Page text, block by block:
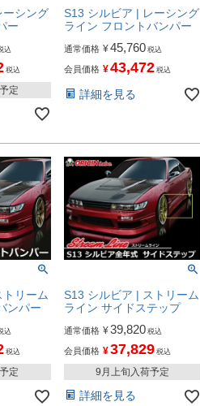
ーシング
ー
込
税込
定
S13 シルビア | レーシング
ライン フロントバンパー
通常価格 ¥45,760 税込
会員価格 ¥43,472 税込
詳細を見る
リーム
ンパー
込
税込
定
S13 シルビア | ストリーム
ライン サイドステップ
通常価格 ¥39,820 税込
会員価格 ¥37,829 税込
9月上旬入荷予定
詳細を見る